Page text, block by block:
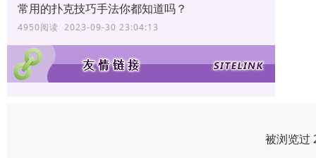
常用的扑克技巧手法你都知道吗？
4950阅读 2023-09-30 23:04:13
被浏览过